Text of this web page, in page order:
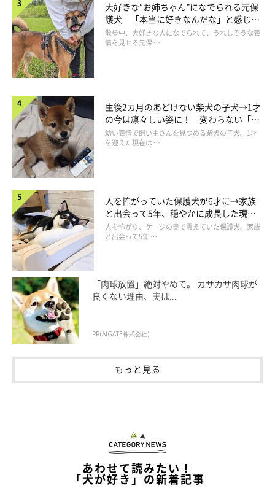
あれ…なんか思ってたほど喜んでない…？？
この頃のてんすけは、まだまだ遊びたい盛り。遊んでくれそうな
ワンコがいたら無差別に遊んでー！と突っ込んでいく勢いだった
のですが、ここにはたまたま誰もおらず、なんだかつまらなそう
に、そのへんの板を噛んだりしていました。
大好きな“お姉ちゃん”になでられる元保
護犬 「本当に好きなんだな」と感じる
表情にほっこり
散歩中、大好きな人になでられて、うれしそうな表
情を見せる元保 …
生後2カ月のあどけない柴犬の子犬→1才
の今は凛々しい姿に！ 変わらない「く
りくりおめめ」にもほっこり
幼い表情で飼い主さんを見つめる柴犬の子犬。1才
を迎えた現在は …
人を怖がっていた保護犬が6才に→家族
と出会って5年、穏やかに成長した現在
の姿にグッとくる
人を怖がり、ケージの奥で震えていた保護犬。家族
と出会って5年 …
「肉球放置」絶対やめて。 カサカサ肉球が
良くない理由、実は...
PR(AIGATE株式会社)
もっと見る
あわせて読みたい！
「犬が好き」の新着記事